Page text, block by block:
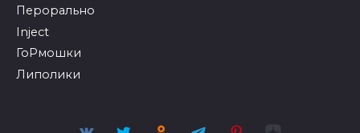
Перорально
Inject
ГоРмошки
Липолики